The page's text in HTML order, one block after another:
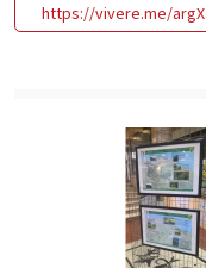
https://vivere.me/argX